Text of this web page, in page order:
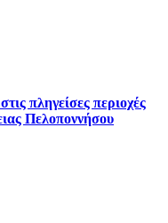
πληγείσες περιοχές
Πελοποννήσου